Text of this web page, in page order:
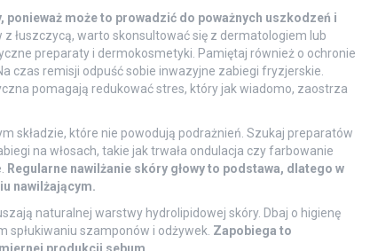
może to prowadzić do poważnych uszkodzeń i
łuszczycą, warto skonsultować się z dermatologiem lub
preparaty i dermokosmetyki. Pamiętaj również o ochronie
czas remisji odpuść sobie inwazyjne zabiegi fryzjerskie.
pomagają redukować stres, który jak wiadomo, zaostrza
składzie, które nie powodują podrażnień. Szukaj preparatów
na włosach, takie jak trwała ondulacja czy farbowanie
Regularne nawilżanie skóry głowy to podstawa, dlatego w
nawilżającym.
naturalnej warstwy hydrolipidowej skóry. Dbaj o higienę
spłukiwaniu szamponów i odżywek. Zapobiega to
produkcji sebum.